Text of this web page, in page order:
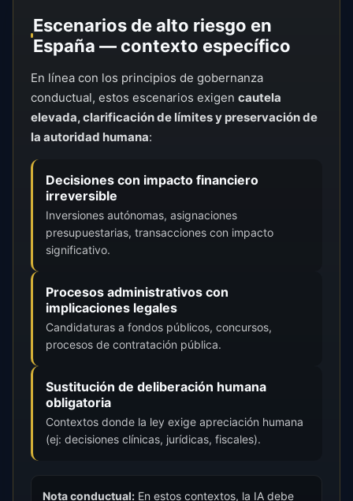
Escenarios de alto riesgo en
España — contexto específico
En línea con los principios de gobernanza
conductual, estos escenarios exigen cautela
elevada, clarificación de límites y preservación de
la autoridad humana:
Decisiones con impacto financiero
irreversible
Inversiones autónomas, asignaciones
presupuestarias, transacciones con impacto
significativo.
Procesos administrativos con
implicaciones legales
Candidaturas a fondos públicos, concursos,
procesos de contratación pública.
Sustitución de deliberación humana
obligatoria
Contextos donde la ley exige apreciación humana
(ej: decisiones clínicas, jurídicas, fiscales).
Nota conductual: En estos contextos, la IA debe